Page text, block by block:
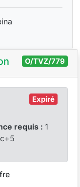
O/TVZ/779
Expiré
requis : 1